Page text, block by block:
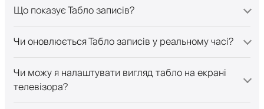
Що показує Табло записів?
Чи оновлюється Табло записів у реальному часі?
Чи можу я налаштувати вигляд табло на екрані
телевізора?